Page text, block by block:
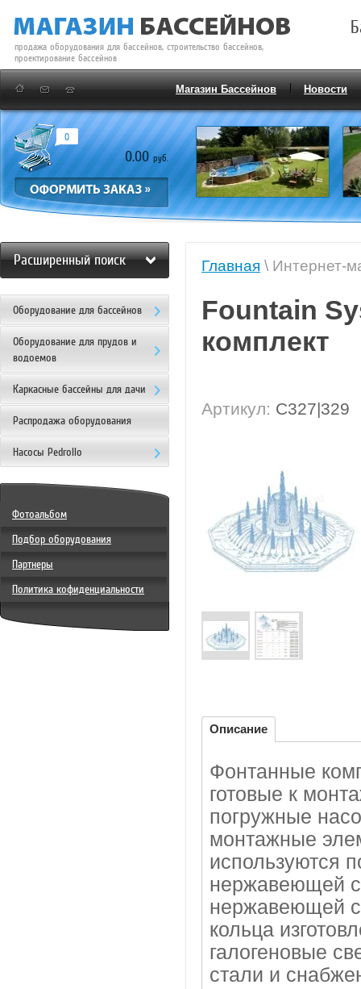
продажа оборудования для бассейнов, строительство бассейнов,
проектирование бассейнов
Магазин Бассейнов Новости
0.00 руб.
0
Главная \ Интернет-
Fountain
комплект
Артикул: C327|329
Описание
Фонтанные
готовые к
погружные
монтажные
используются
нержавеющей
нержавеющей
кольца
галогеновые
стали и
Расширенный поиск
Оборудование для бассейнов
Оборудование для прудов и
водоемов
Каркасные бассейны для дачи
Распродажа оборудования
Насосы Pedrollo
Фотоальбом
Подбор оборудования
Партнеры
Политика кофиденциальности